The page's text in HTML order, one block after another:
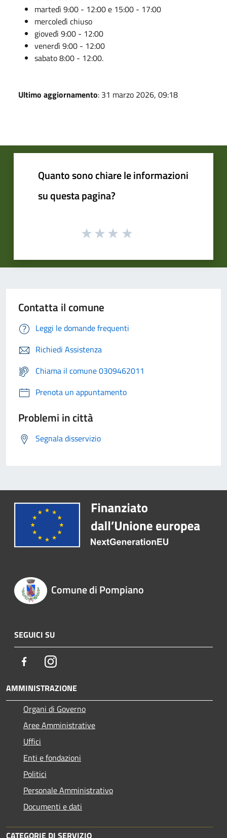
martedì 9:00 - 12:00 e 15:00 - 17:00
mercoledì chiuso
giovedì 9:00 - 12:00
venerdì 9:00 - 12:00
sabato 8:00 - 12:00.
Ultimo aggiornamento: 31 marzo 2026, 09:18
Quanto sono chiare le informazioni
su questa pagina?
Contatta il comune
Leggi le domande frequenti
Richiedi Assistenza
Chiama il comune 0309462011
Prenota un appuntamento
Problemi in città
Segnala disservizio
Comune di Pompiano
SEGUICI SU
FacebookInstagram
AMMINISTRAZIONE
Organi di Governo
Aree Amministrative
Uffici
Enti e fondazioni
Politici
Personale Amministrativo
Documenti e dati
CATEGORIE DI SERVIZIO